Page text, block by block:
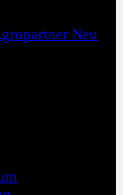
Neu